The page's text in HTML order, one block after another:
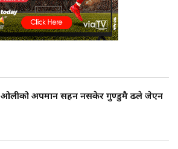
ओलीको अपमान सहन नसकेर गुण्डुमै ढले जेएन